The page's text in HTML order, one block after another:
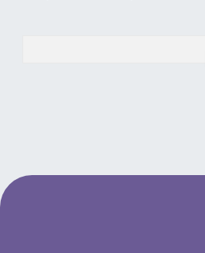
giriş